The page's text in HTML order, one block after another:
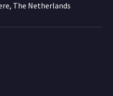
The Netherlands